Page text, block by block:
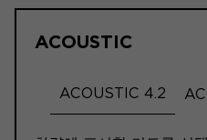
ACOUSTIC
ACOUSTIC 4.2